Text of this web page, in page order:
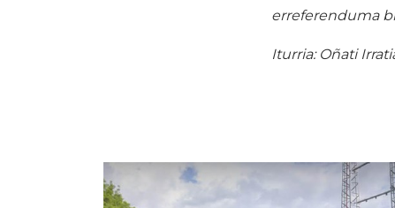
erreferenduma
Iturria: Oñati